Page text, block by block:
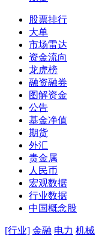
股票排行
大单
市场雷达
资金流向
龙虎榜
融资融券
图解资金
公告
基金净值
期货
外汇
贵金属
人民币
宏观数据
行业数据
中国概念股
[行业] 金融 电力 机械